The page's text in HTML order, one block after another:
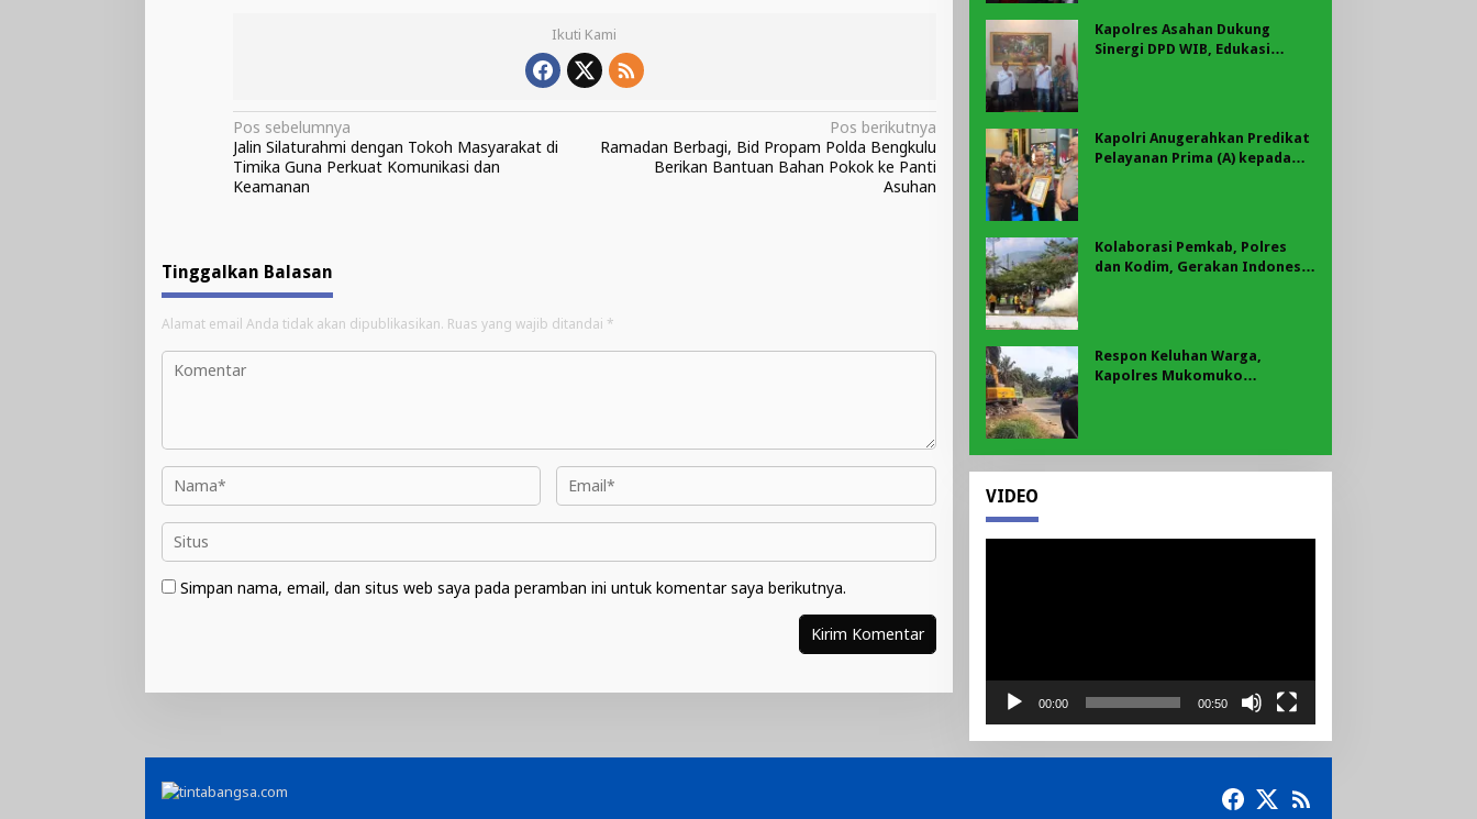
Ikuti Kami
Navigasi
pos
Pos sebelumnya
Jalin Silaturahmi dengan Tokoh Masyarakat di
Timika Guna Perkuat Komunikasi dan
Keamanan
Pos berikutnya
Ramadan Berbagi, Bid Propam Polda Bengkulu
Berikan Bantuan Bahan Pokok ke Panti
Asuhan
Tinggalkan Balasan
Alamat email Anda tidak akan dipublikasikan. Ruas yang wajib ditandai *
Simpan nama, email, dan situs web saya pada peramban ini untuk komentar saya berikutnya.
Kapolres Asahan Dukung
Sinergi DPD WIB, Edukasi
Kapolri Anugerahkan Predikat
Pelayanan Prima (A) kepada
Kolaborasi Pemkab, Polres
dan Kodim, Gerakan Indonesia
Respon Keluhan Warga,
Kapolres Mukomuko
Ruas jalan Lintas
VIDEO
00:00 00:50